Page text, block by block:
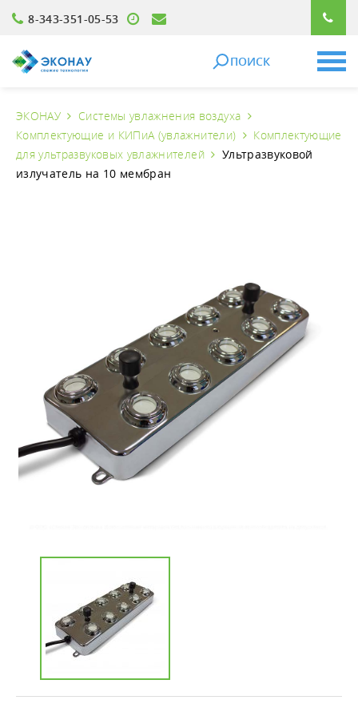
8-343-351-05-53
ПОИСК
ЭКОНАУ
Системы увлажнения воздуха
Комплектующие и КИПиА (увлажнители)
Комплектующие
для ультразвуковых увлажнителей
Ультразвуковой
излучатель на 10 мембран